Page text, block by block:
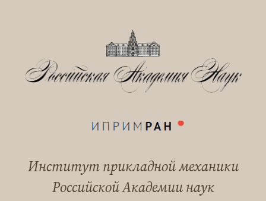
Институт прикладной механики
Российской Академии наук